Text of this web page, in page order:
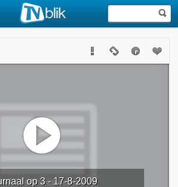
op 3 - 17-8-2009